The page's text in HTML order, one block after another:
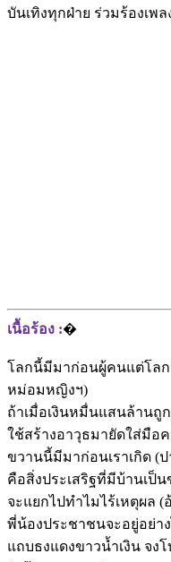
บันเทิงทุกฝ่าย ร่วมร้องเพล
เนื้อร้อง :�
โลกนี้มีมาก่อนผู้คนแต่โล
หม่อมหญิงฯ)
ถ้าเมื่อเงินหมื่นแสนล้านถู
ใช้สร้างอาวุธมายัดใส่มือ
ขวานนี้มีมาก่อนเราเกิด (
คือสิ่งประเสริฐที่มีบ้านเป็
จะแยกไปทำไมไร้เหตุผล
พี่น้องประชาชนจะอยู่อย่า
แถบธงแดงขาวน้ำเงิน จง